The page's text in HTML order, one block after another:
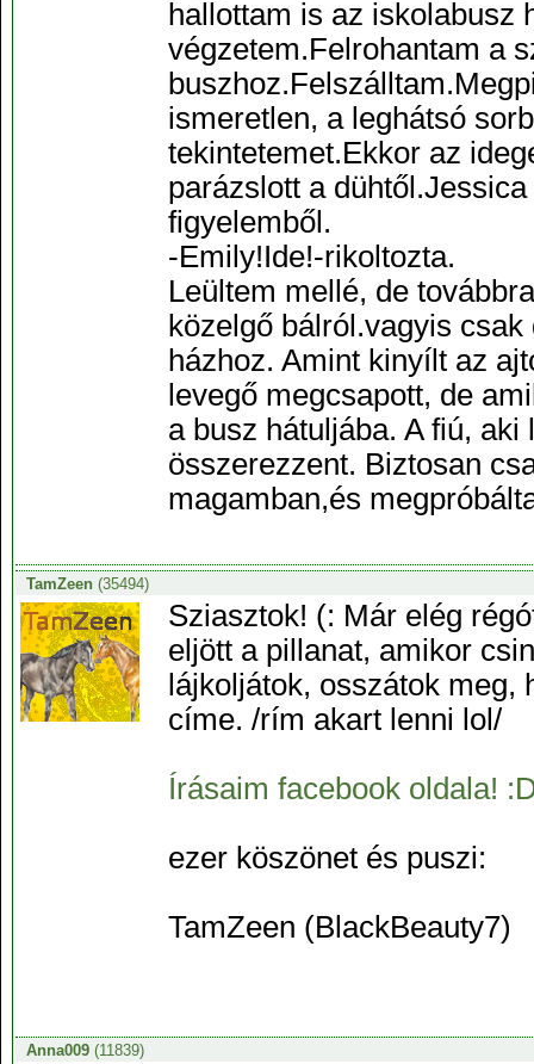
hallottam is az iskolabusz
végzetem.Felrohantam a
ismeretlen, a leghátsó
tekintetemet.Ekkor az
parázslott a
figyelemből.
-Emily!Ide!-rikoltozta.
Leültem mellé, de
közelgő bálról.vagyis
házhoz. Amint kinyílt az
levegő megcsapott, de
a busz hátuljába. A fiú,
összerezzent. Biztosan
magamban,és
TamZeen(35494)
Sziasztok! (: Már elég
eljött a pillanat, amikor
lájkoljátok, osszátok
címe. /rím akart lenni lol/
Írásaim facebook oldala!
ezer köszönet és puszi:
TamZeen (BlackBeauty7)
Anna009(11839)